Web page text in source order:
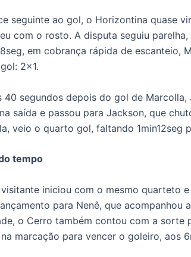
seguinte ao gol, o Horizontina quase
com o rosto. A disputa seguiu
em cobrança rápida de escanteio,
2×1.
40 segundos depois do gol de
saída e passou para Jackson, que
veio o quarto gol, faltando 1min12seg
tempo
iniciou com o mesmo quarteto
para Nenê, que
o Cerro também contou com a sorte
marcação para vencer o goleiro, aos